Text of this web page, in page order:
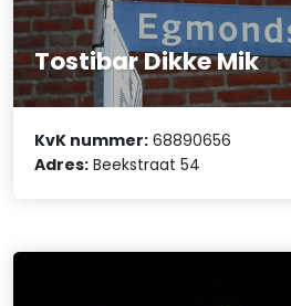
Tostibar Dikke Mik
KvK nummer: 68890656
Adres: Beekstraat 54